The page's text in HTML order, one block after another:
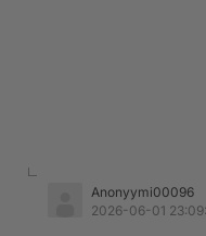
Anonyymi00096
2026-06-01